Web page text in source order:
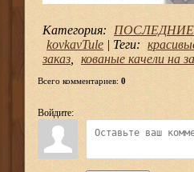
Категория:
kovkavTule | Теги:
заказ
кованые качели на
Всего комментариев: 0
Войдите: